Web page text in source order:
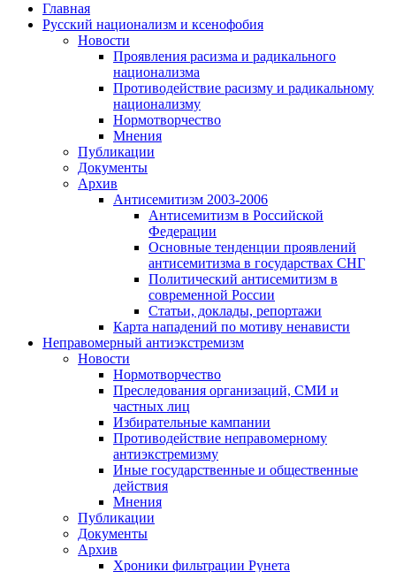
Главная
Русский национализм и ксенофобия
Новости
Проявления расизма и радикального
национализма
Противодействие расизму и радикальному
национализму
Нормотворчество
Мнения
Публикации
Документы
Архив
Антисемитизм 2003-2006
Антисемитизм в Российской
Федерации
Основные тенденции проявлений
антисемитизма в государствах СНГ
Политический антисемитизм в
современной России
Статьи, доклады, репортажи
Карта нападений по мотиву ненависти
Неправомерный антиэкстремизм
Новости
Нормотворчество
Преследования организаций, СМИ и
частных лиц
Избирательные кампании
Противодействие неправомерному
антиэкстремизму
Иные государственные и общественные
действия
Мнения
Публикации
Документы
Архив
Хроники фильтрации Рунета